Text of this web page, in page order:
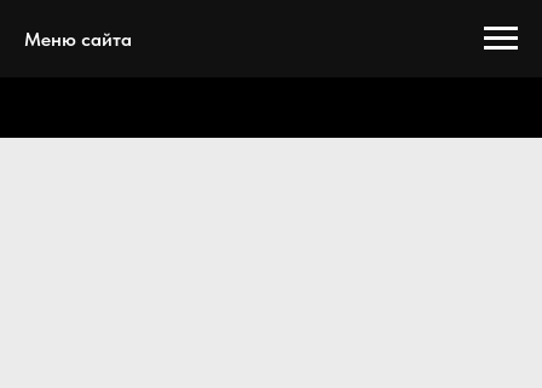
Меню сайта